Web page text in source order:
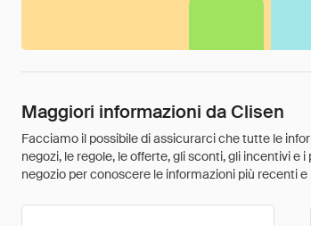
Maggiori informazioni da Clisen
Facciamo il possibile di assicurarci che tutte le
negozi, le regole, le offerte, gli sconti, gli incentivi
negozio per conoscere le informazioni più recenti